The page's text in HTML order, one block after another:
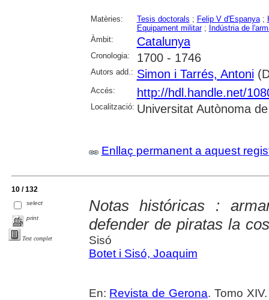
Matèries: Tesis doctorals ; Felip V d'Espanya;
Equipament militar; Indústria de
Àmbit:
Catalunya
Cronologia: 1700 - 1746
Autors add.: Simon i Tarrés, Antoni
Accés: http://hdl.handle.net/
Localització: Universitat Autònoma
Enllaç permanent a aquest
10 / 132
select
print
Text complet
Notas históricas :
defender de piratas la
Sisó
Botet i Sisó, Joaquim
En: Revista de Gerona. Tomo